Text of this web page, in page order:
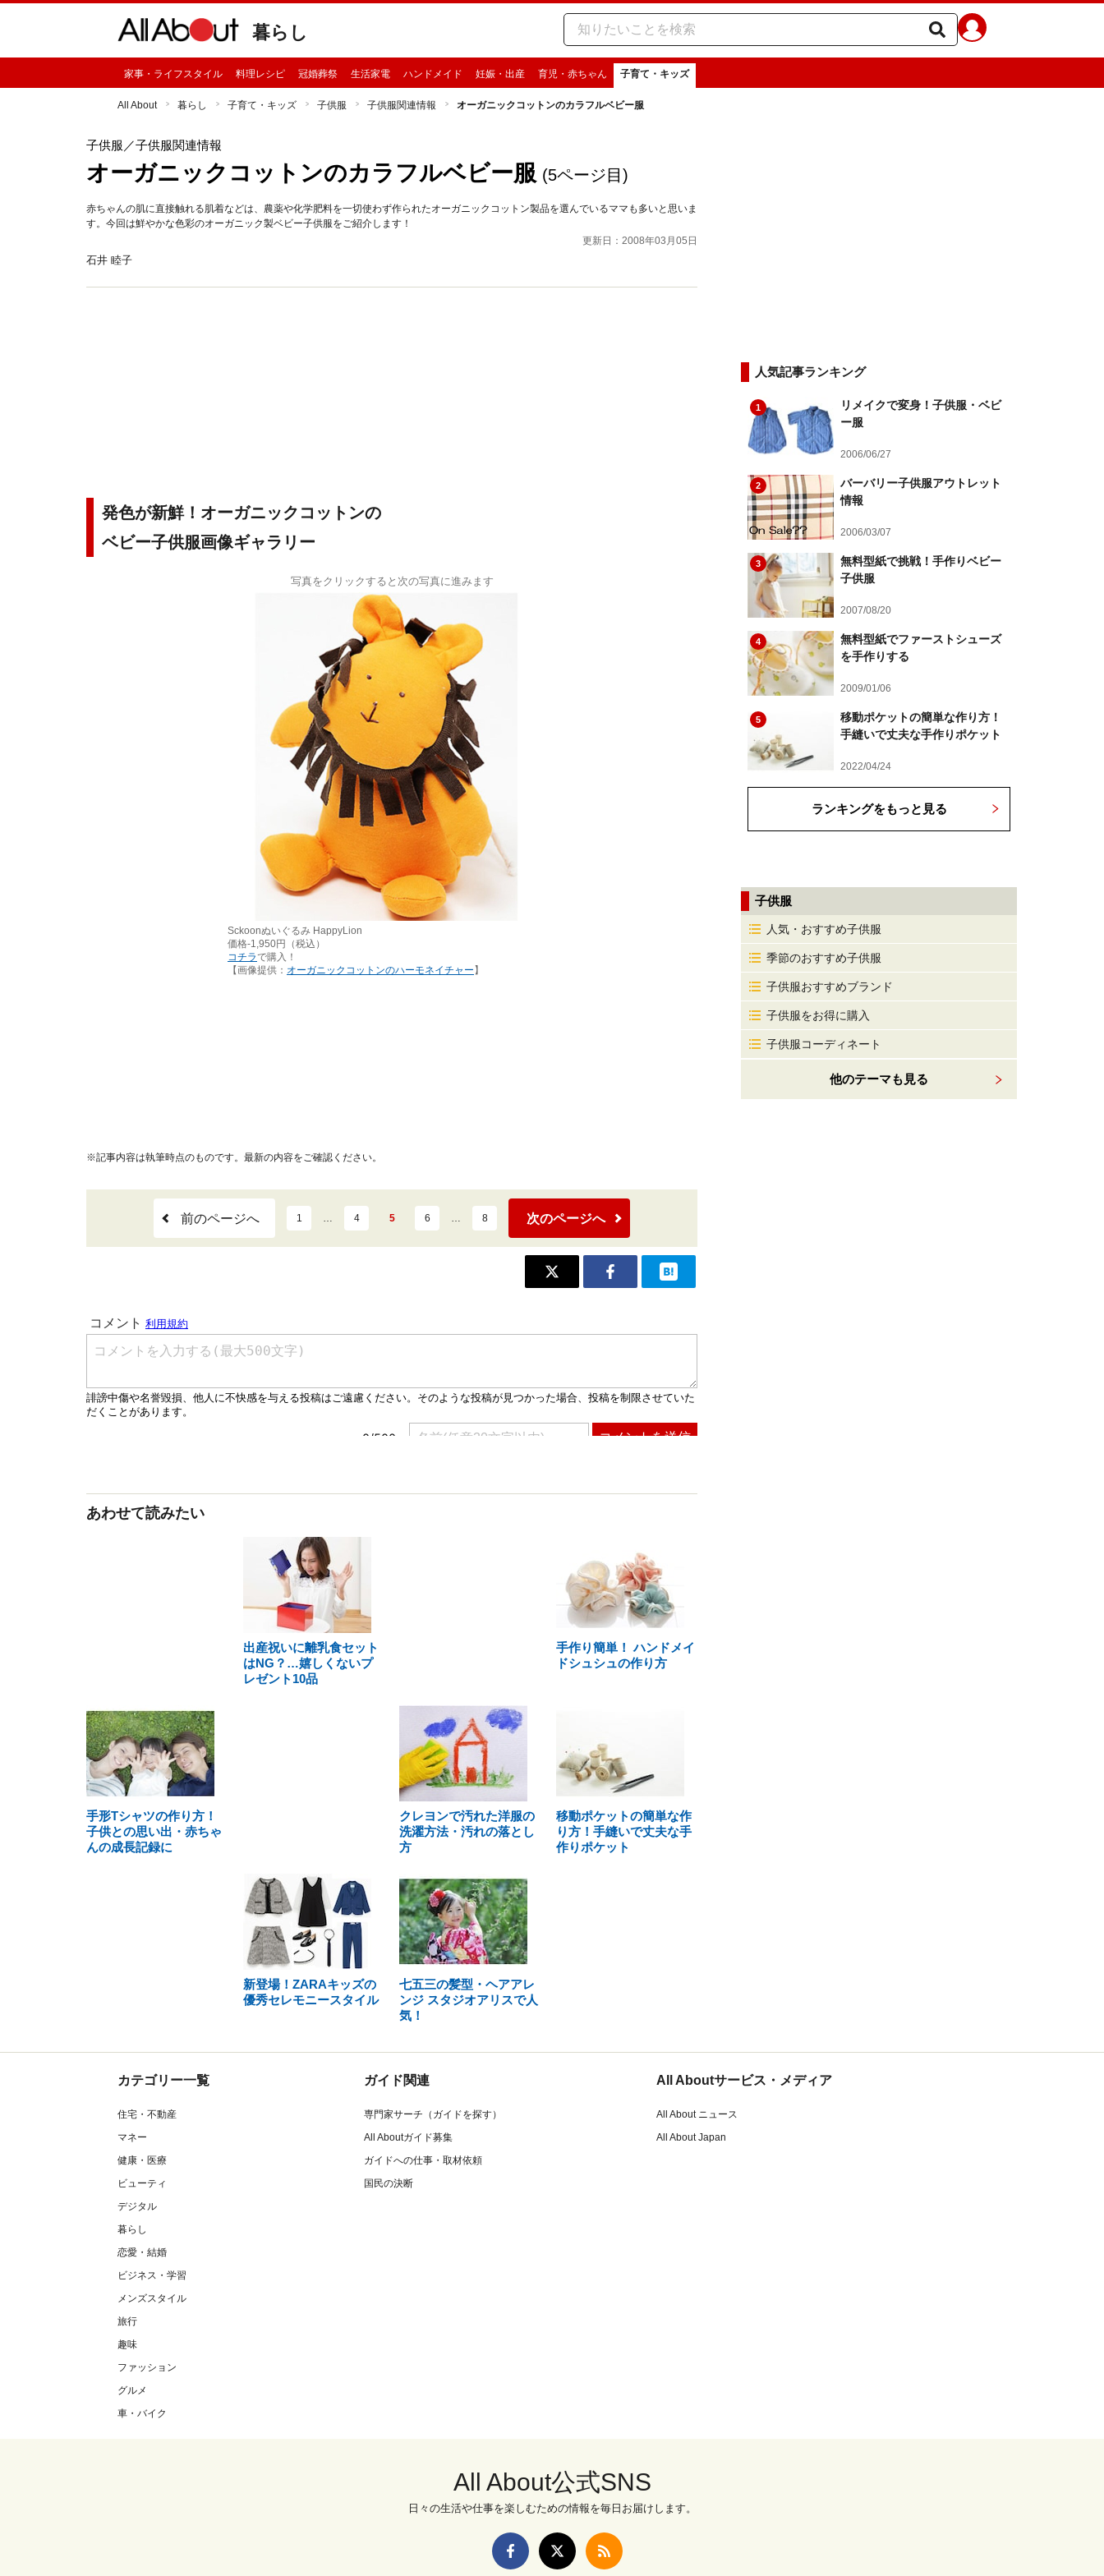
暮らし
家事・ライフスタイル 料理レシピ 冠婚葬祭 生活家電 ハンドメイド 妊娠・出産 育児・赤ちゃん 子育て・キッズ
All About 暮らし 子育て・キッズ 子供服 子供服関連情報 オーガニックコットンのカラフルベビー服
子供服 ／子供服関連情報
オーガニックコットンのカラフルベビー服 (5ページ目)
赤ちゃんの肌に直接触れる肌着などは、農薬や化学肥料を一切使わず作られたオーガニックコットン製品を選んでいるママも多いと思いま
す。今回は鮮やかな色彩のオーガニック製ベビー子供服をご紹介します！
更新日：2008年03月05日
石井 睦子
発色が新鮮！オーガニックコットンの
ベビー子供服画像ギャラリー
写真をクリックすると次の写真に進みます
Sckoonぬいぐるみ HappyLion
価格-1,950円（税込）
コチラで購入！
【画像提供： オーガニックコットンのハーモネイチャー 】
※記事内容は執筆時点のものです。最新の内容をご確認ください。
前のページへ 1 … 4 5 6 … 8 次のページへ
あわせて読みたい
出産祝いに離乳食セット
はNG？…嬉しくないプ
レゼント10品
手作り簡単！ ハンドメイ
ドシュシュの作り方
手形Tシャツの作り方！
子供との思い出・赤ちゃ
んの成長記録に
クレヨンで汚れた洋服の
洗濯方法・汚れの落とし
方
移動ポケットの簡単な作
り方！手縫いで丈夫な手
作りポケット
新登場！ZARAキッズの
優秀セレモニースタイル
七五三の髪型・ヘアアレ
ンジ スタジオアリスで人
気！
人気記事ランキング
1
リメイクで変身！子供服・ベビ
ー服
2006/06/27
2
バーバリー子供服アウトレット
情報
2006/03/07
3
無料型紙で挑戦！手作りベビー
子供服
2007/08/20
4
無料型紙でファーストシューズ
を手作りする
2009/01/06
5
移動ポケットの簡単な作り方！
手縫いで丈夫な手作りポケット
2022/04/24
ランキングをもっと見る
子供服
人気・おすすめ子供服
季節のおすすめ子供服
子供服おすすめブランド
子供服をお得に購入
子供服コーディネート
他のテーマも見る
カテゴリー一覧
住宅・不動産
マネー
健康・医療
ビューティ
デジタル
暮らし
恋愛・結婚
ビジネス・学習
メンズスタイル
旅行
趣味
ファッション
グルメ
車・バイク
ガイド関連
専門家サーチ（ガイドを探す）
All Aboutガイド募集
ガイドへの仕事・取材依頼
国民の決断
All Aboutサービス・メディア
All About ニュース
All About Japan
All About公式SNS
日々の生活や仕事を楽しむための情報を毎日お届けします。